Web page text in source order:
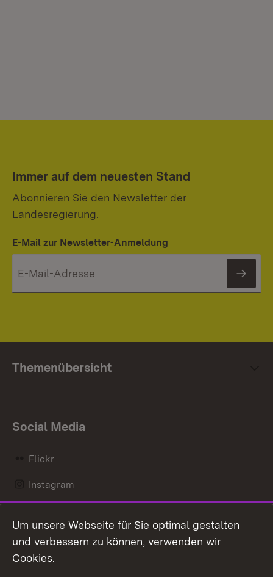
Immer auf dem neuesten Stand
Abonnieren Sie den Newsletter der
Landesregierung.
E-Mail zur Newsletter-Anmeldung
Themenübersicht
Social Media
Flickr
Instagram
Mastodon
Messenger
Um unsere Webseite für Sie optimal gestalten
und verbessern zu können, verwenden wir
Cookies.